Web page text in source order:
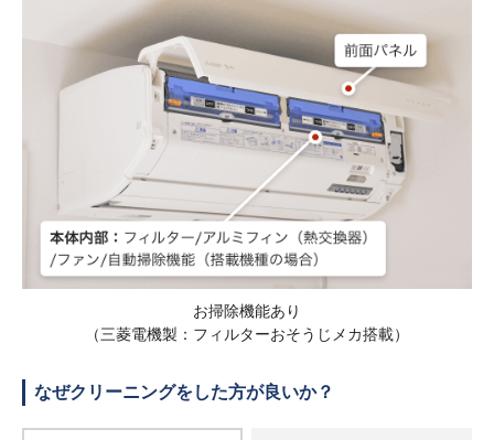
お掃除機能あり
（三菱電機製：フィルターおそうじメカ搭載）
なぜクリーニングをした方が良いか？